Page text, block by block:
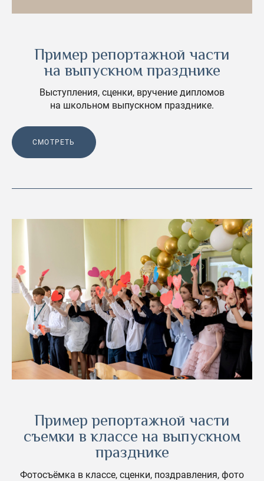
Пример репортажной части
на выпускном празднике
Выступления, сценки, вручение дипломов
на школьном выпускном празднике.
СМОТРЕТЬ
Пример репортажной части
съемки в классе на выпускном
празднике
Фотосъёмка в классе, сценки, поздравления, фото